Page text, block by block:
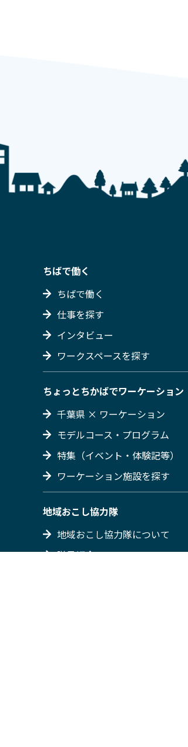
ちばで働く
ちばで働く
仕事を探す
インタビュー
ワークスペースを探す
ちょっとちかばでワーケーション
千葉県 × ワーケーション
モデルコース・プログラム
特集（イベント・体験記等）
ワーケーション施設を探す
地域おこし協力隊
地域おこし協力隊について
隊員紹介